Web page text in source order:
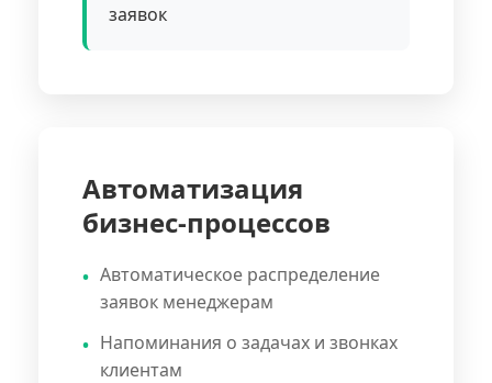
заявок
Автоматизация
бизнес-процессов
Автоматическое распределение
заявок менеджерам
Напоминания о задачах и звонках
клиентам